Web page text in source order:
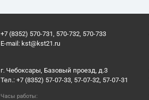
+7 (8352) 570-731, 570-732, 570-733
E-mail: kst@kst21.ru
г. Чебоксары, Базовый проезд, д.3
Тел.: +7 (8352) 57-07-33, 57-07-32, 57-07-31
Часы работы: